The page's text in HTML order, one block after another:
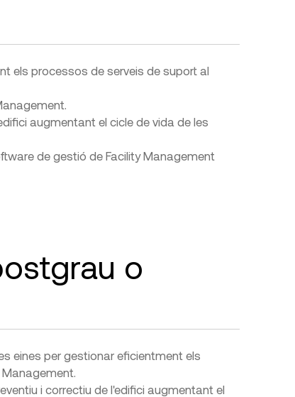
els processos de serveis de suport al
augmentant el cicle de vida de les
de gestió de Facility Management
eines per gestionar eficientment els
i correctiu de l'edifici augmentant el